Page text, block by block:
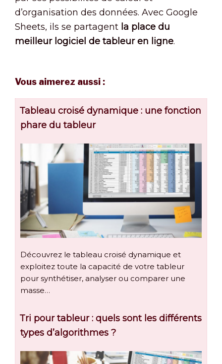
d’organisation des données. Avec Google
Sheets, ils se partagent la place du
meilleur logiciel de tableur en ligne.
Vous aimerez aussi :
Tableau croisé dynamique : une fonction
phare du tableur
Découvrez le tableau croisé dynamique et
exploitez toute la capacité de votre tableur
pour synthétiser, analyser ou comparer une
masse…
Tri pour tableur : quels sont les différents
types d’algorithmes ?